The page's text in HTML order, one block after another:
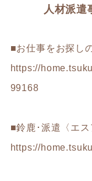
人材派遣
■お仕事をお探し
https://
99168
■鈴鹿･派遣〈エ
https://